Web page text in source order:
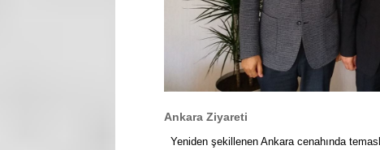
Ankara Ziyareti
Yeniden şekillenen Ankara cenahında